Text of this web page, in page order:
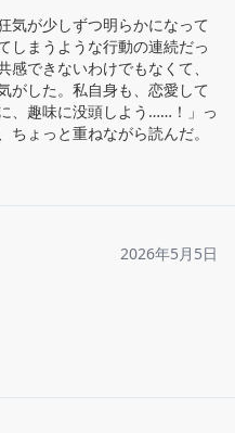
気が少しずつ明らかになって
しまうような行動の連続だっ
できないわけでもなくて、
がした。私自身も、恋愛して
、趣味に没頭しよう……！」っ
ょっと重ねながら読んだ。
2026年5月5日